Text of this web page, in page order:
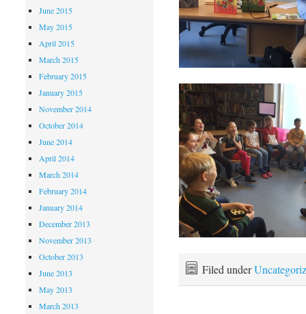
Filed under
June 2015
May 2015
April 2015
March 2015
February 2015
January 2015
November 2014
October 2014
June 2014
April 2014
March 2014
February 2014
January 2014
December 2013
November 2013
October 2013
June 2013
May 2013
March 2013